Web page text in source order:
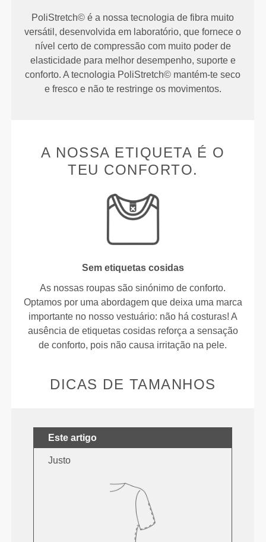
PoliStretch© é a nossa tecnologia de fibra muito
versátil, desenvolvida em laboratório, que fornece o
nível certo de compressão com muito poder de
elasticidade para melhor desempenho, suporte e
conforto. A tecnologia PoliStretch© mantém-te seco
e fresco e não te restringe os movimentos.
A NOSSA ETIQUETA É O
TEU CONFORTO.
Sem etiquetas cosidas
As nossas roupas são sinónimo de conforto.
Optamos por uma abordagem que deixa uma marca
importante no nosso vestuário: não há costuras! A
ausência de etiquetas cosidas reforça a sensação
de conforto, pois não causa irritação na pele.
DICAS DE TAMANHOS
Este artigo
Justo